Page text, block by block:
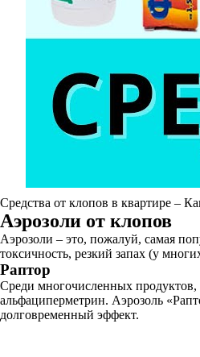
Средства от клопов в квартире –
Аэрозоли от клопов
Аэрозоли – это, пожалуй, самая
токсичность, резкий запах (у
Раптор
Среди многочисленных продуктов,
альфациперметрин. Аэрозоль
долговременный эффект.